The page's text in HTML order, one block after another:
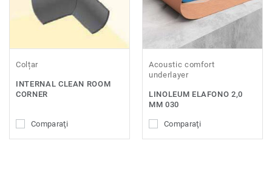
Colțar
INTERNAL CLEAN ROOM
CORNER
Comparaţi
Acoustic comfort
underlayer
LINOLEUM ELAFONO 2,0
MM 030
Comparaţi